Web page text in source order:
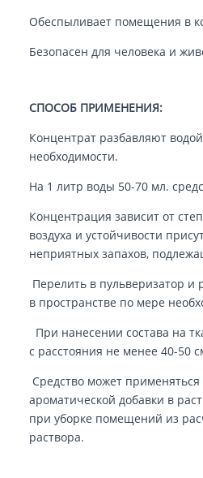
Обеспыливает помещения в
Безопасен для человека и
СПОСОБ ПРИМЕНЕНИЯ:
Концентрат разбавляют
необходимости.
На 1 литр воды 50-70 мл.
Концентрация зависит от
воздуха и устойчивости
неприятных запахов,
Перелить в пульверизатор
в пространстве по мере
При нанесении состава на
с расстояния не менее 40-50
Средство может применяться
ароматической добавки в
при уборке помещений из
раствора.